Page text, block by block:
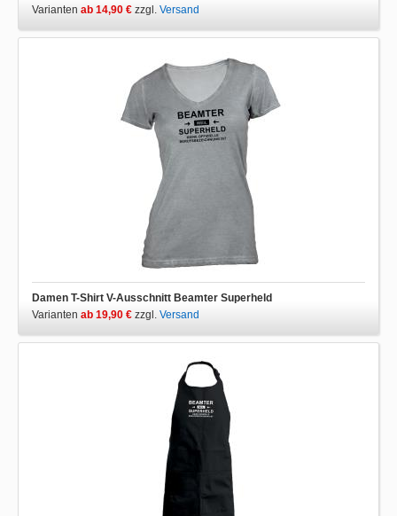
Varianten ab 14,90 € zzgl. Versand
Damen T-Shirt V-Ausschnitt Beamter Superheld
Varianten ab 19,90 € zzgl. Versand